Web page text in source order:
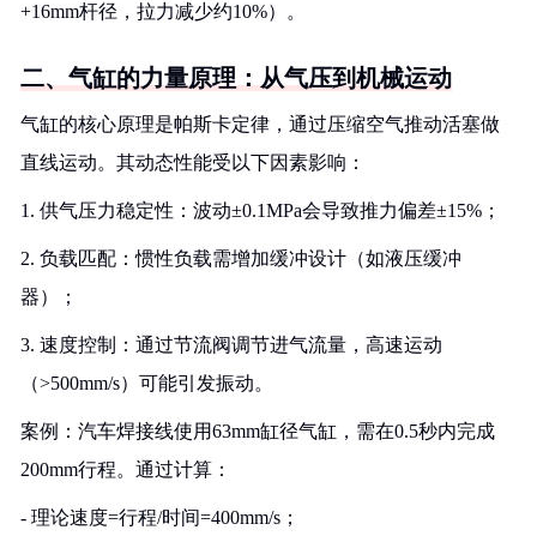
+16mm杆径，拉力减少约10%）。
二、气缸的力量原理：从气压到机械运动
气缸的核心原理是帕斯卡定律，通过压缩空气推动活塞做
直线运动。其动态性能受以下因素影响：
1. 供气压力稳定性：波动±0.1MPa会导致推力偏差±15%；
2. 负载匹配：惯性负载需增加缓冲设计（如液压缓冲
器）；
3. 速度控制：通过节流阀调节进气流量，高速运动
（>500mm/s）可能引发振动。
案例：汽车焊接线使用63mm缸径气缸，需在0.5秒内完成
200mm行程。通过计算：
- 理论速度=行程/时间=400mm/s；